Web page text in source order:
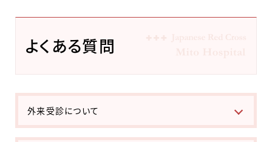
よくある質問
外来受診について